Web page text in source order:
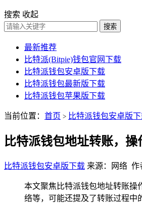
搜索 收起
搜索
最新推荐
比特派(Bitpie)钱包官网下载
比特派钱包安卓版下载
比特派钱包最新版下载
比特派钱包苹果版下载
当前位置： 首页 > 比特派钱包安卓版
比特派钱包地址转账，操
比特派钱包安卓版下载 来源：网络 作
本文聚焦比特派钱包地址转账操
络等，可能还提及了转账过程中